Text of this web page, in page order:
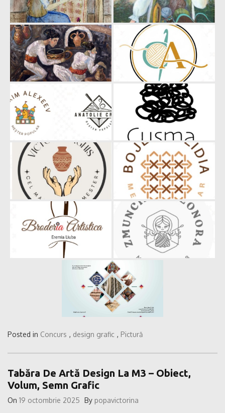
Posted in Concurs , design grafic , Pictură
Tabăra De Artă Design La M3 – Obiect,
Volum, Semn Grafic
On 19 octombrie 2025 By popavictorina